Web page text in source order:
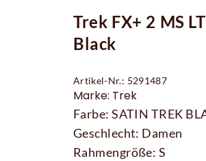
Trek FX+ 2 MS
Black
Artikel-Nr.: 5291487
Marke: Trek
Farbe: SATIN TREK
Geschlecht: Damen
Rahmengröße: S